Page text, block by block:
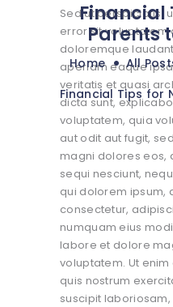
Financial
Parents
Home All
Financial Tips for
Sed ut perspiciatis,
error sit voluptatem
doloremque
aperiam eaque
veritatis et quasi
dicta sunt,
voluptatem, quia
aut odit aut fugit,
magni dolores eos,
sequi nesciunt,
qui dolorem ipsum,
consectetur,
numquam eius
labore et dolore
voluptatem. Ut
quis nostrum
suscipit